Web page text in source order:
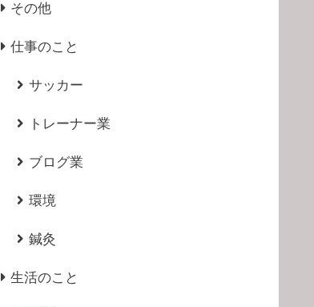
その他
仕事のこと
サッカー
トレーナー業
ブログ業
環境
鍼灸
生活のこと